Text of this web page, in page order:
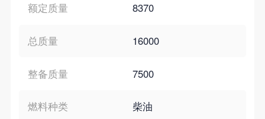
额定质量 8370
总质量 16000
整备质量 7500
燃料种类 柴油